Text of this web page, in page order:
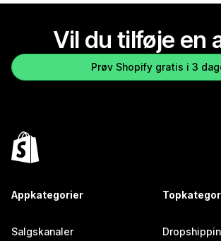
Vil du tilføje en
Prøv Shopify gratis i 3
Appkategorier
Salgskanaler